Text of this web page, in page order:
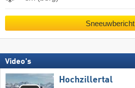
Sneeuwbericht
Video's
Hochzillertal